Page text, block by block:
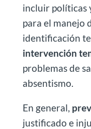
incluir políticas
para el manejo
identificación
intervención
problemas de
absentismo.
En general,
justificado e